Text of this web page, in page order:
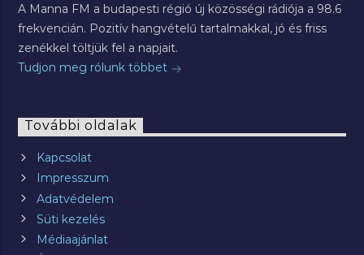
A Manna FM a budapesti régió új közösségi rádiója a 98.6
frekvencián. Pozitív hangvételű tartalmakkal, jó és friss
zenékkel töltjük fel a napjait.
Tudjon meg rólunk többet
További oldalak
Kapcsolat
Impresszum
Adatvédelem
Süti kezelés
Médiaajánlat